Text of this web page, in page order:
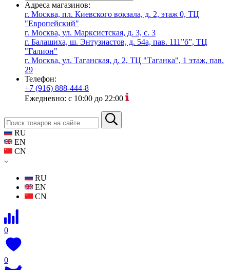
Адреса магазинов:
г. Москва, пл. Киевского вокзала, д. 2, этаж 0, ТЦ
"Европейский"
г. Москва, ул. Марксистская, д. 3, с. 3
г. Балашиха, ш. Энтузиастов, д. 54а, пав. 111”б”, ТЦ
"Галион"
г. Москва, ул. Таганская, д. 2, ТЦ "Таганка", 1 этаж, пав.
29
Телефон:
+7 (916) 888-444-8
Ежедневно: с 10:00 до 22:00
RU
EN
CN
RU
EN
CN
0
0